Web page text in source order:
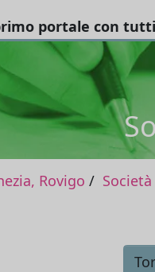
portale con
Rovigo